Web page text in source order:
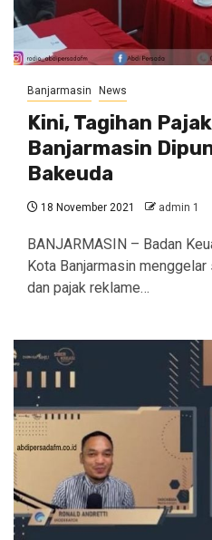
Banjarmasin News
Kini, Tagihan
Banjarmasin
Bakeuda
18 November 2021 admin 1
BANJARMASIN – Badan
Kota Banjarmasin
dan pajak reklame…